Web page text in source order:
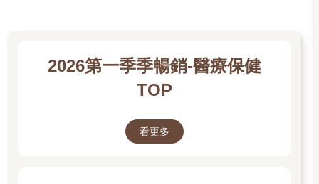
2026第一季季暢銷-醫療保健
TOP
看更多